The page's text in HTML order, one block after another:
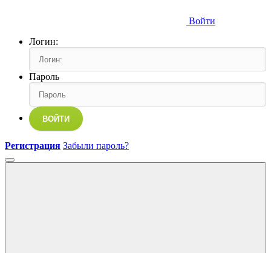
Войти
Логин:
Пароль
ВОЙТИ
Регистрация Забыли пароль?